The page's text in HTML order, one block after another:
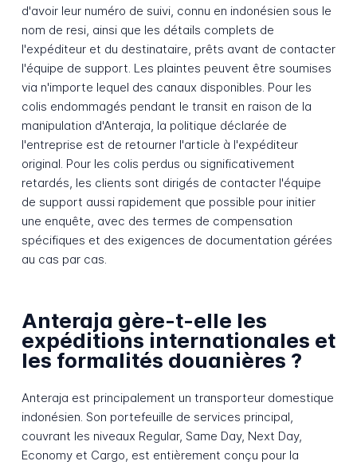
d'avoir leur numéro de suivi, connu en indonésien sous le
nom de resi, ainsi que les détails complets de
l'expéditeur et du destinataire, prêts avant de contacter
l'équipe de support. Les plaintes peuvent être soumises
via n'importe lequel des canaux disponibles. Pour les
colis endommagés pendant le transit en raison de la
manipulation d'Anteraja, la politique déclarée de
l'entreprise est de retourner l'article à l'expéditeur
original. Pour les colis perdus ou significativement
retardés, les clients sont dirigés de contacter l'équipe
de support aussi rapidement que possible pour initier
une enquête, avec des termes de compensation
spécifiques et des exigences de documentation gérées
au cas par cas.
Anteraja gère-t-elle les
expéditions internationales et
les formalités douanières ?
Anteraja est principalement un transporteur domestique
indonésien. Son portefeuille de services principal,
couvrant les niveaux Regular, Same Day, Next Day,
Economy et Cargo, est entièrement conçu pour la